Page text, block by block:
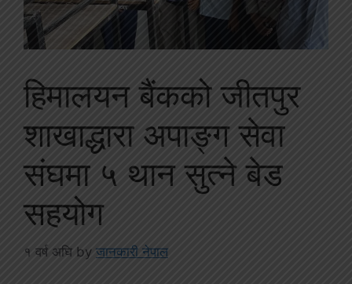
हिमालयन बैंकको जीतपुर
शाखाद्धारा अपाङ्ग सेवा
संघमा ५ थान सुत्ने बेड
सहयोग
१ वर्ष अघि by जानकारी नेपाल